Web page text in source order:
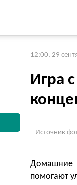
12:00, 29
Игра
Источник
Домашние
помогают